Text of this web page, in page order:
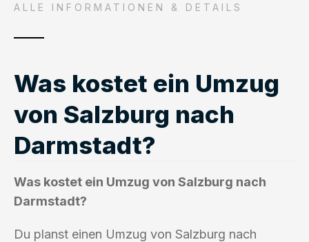
ALLE INFORMATIONEN & DETAILS
Was kostet ein Umzug
von Salzburg nach
Darmstadt?
Was kostet ein Umzug von Salzburg nach
Darmstadt?
Du planst einen Umzug von Salzburg nach